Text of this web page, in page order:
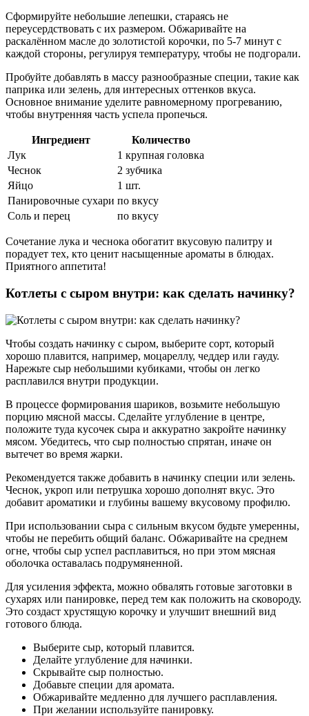
Сформируйте небольшие лепешки, стараясь не
переусердствовать с их размером. Обжаривайте на
раскалённом масле до золотистой корочки, по 5-7 минут с
каждой стороны, регулируя температуру, чтобы не подгорали.
Пробуйте добавлять в массу разнообразные специи, такие как
паприка или зелень, для интересных оттенков вкуса.
Основное внимание уделите равномерному прогреванию,
чтобы внутренняя часть успела пропечься.
Ингредиент
Количество
Лук
1 крупная головка
Чеснок
2 зубчика
Яйцо
1 шт.
Панировочные сухари по вкусу
Соль и перец
по вкусу
Сочетание лука и чеснока обогатит вкусовую палитру и
порадует тех, кто ценит насыщенные ароматы в блюдах.
Приятного аппетита!
Котлеты с сыром внутри: как сделать начинку?
Чтобы создать начинку с сыром, выберите сорт, который
хорошо плавится, например, моцареллу, чеддер или гауду.
Нарежьте сыр небольшими кубиками, чтобы он легко
расплавился внутри продукции.
В процессе формирования шариков, возьмите небольшую
порцию мясной массы. Сделайте углубление в центре,
положите туда кусочек сыра и аккуратно закройте начинку
мясом. Убедитесь, что сыр полностью спрятан, иначе он
вытечет во время жарки.
Рекомендуется также добавить в начинку специи или зелень.
Чеснок, укроп или петрушка хорошо дополнят вкус. Это
добавит ароматики и глубины вашему вкусовому профилю.
При использовании сыра с сильным вкусом будьте умеренны,
чтобы не перебить общий баланс. Обжаривайте на среднем
огне, чтобы сыр успел расплавиться, но при этом мясная
оболочка оставалась подрумяненной.
Для усиления эффекта, можно обвалять готовые заготовки в
сухарях или панировке, перед тем как положить на сковороду.
Это создаст хрустящую корочку и улучшит внешний вид
готового блюда.
Выберите сыр, который плавится.
Делайте углубление для начинки.
Скрывайте сыр полностью.
Добавьте специи для аромата.
Обжаривайте медленно для лучшего расплавления.
При желании используйте панировку.